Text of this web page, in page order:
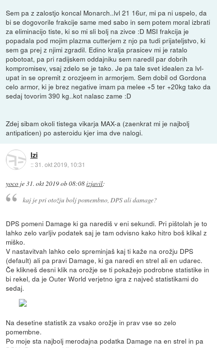
Sem pa z zalostjo koncal Monarch..lvl 21 16ur, mi pa ni uspelo, da
bi se dogovorile frakcije same med sabo in sem potem moral izbrati
za eliminacijo tiste, ki so mi sli bolj na zivce :D MSI frakcija je
popadala pod mojim plazma cutterjem z njo pa tudi prijateljstvo, ki
sem ga prej z njimi zgradil. Edino kralja prasicev mi je ratalo
pobotoat, pa pri radijskem oddajniku sem naredil par dobrih
kompromisev, vsaj zdelo se je tako. Je pa tale svet idealen za lvl-
upat in se opremit z orozjeem in armorjem. Sem dobil od Gordona
celo armor, ki je brez negative imam pa melee +5 ter +20kg tako da
sedaj tovorim 390 kg..kot nalasc zame :D
Zdej sibam okoli tistega vikarja MAX-a (zaenkrat mi je najbolj
antipaticen) po asteroidu kjer ima dve nalogi.
Izi
::31. okt 2019, 10:31
yoco je31. okt 2019 ob 08:08izjavil:
kaj je pri otožju bolj pomembno, DPS ali damage?
DPS pomeni Damage ki ga narediš v eni sekundi. Pri pištolah je to
lahko zelo varljiv podatek saj je tam odvisno kako hitro boš klikal z
miško.
V nastavitvah lahko celo spreminjaš kaj ti kaže na orožju DPS
(default) ali pa pravi Damage, ki ga naredi en strel ali en udarec.
Če klikneš desni klik na orožje se ti pokažejo podrobne statistike in
bi rekel, da je Outer World verjetno igra z največ statistikami do
sedaj.
Na desetine statistik za vsako orožje in prav vse so zelo
pomembne.
Po moje sta najbolj merodajna podatka Damage na en strel in pa